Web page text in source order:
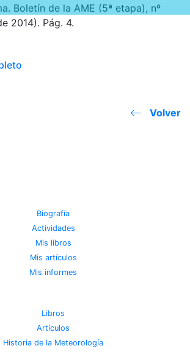
Boletín de la AME (5ª etapa), nº
2014). Pág. 4.
Volver
Biografía
Actividades
Mis libros
Mis artículos
Mis informes
Libros
Artículos
Historia de la Meteorología